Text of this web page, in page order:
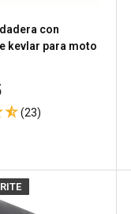
con
kevlar para moto
(23)